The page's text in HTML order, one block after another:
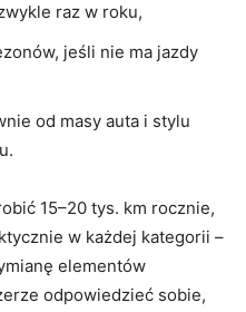
raz w roku,
jeśli nie ma jazdy
od masy auta i stylu
15–20 tys. km rocznie,
w każdej kategorii –
elementów
odpowiedzieć sobie,